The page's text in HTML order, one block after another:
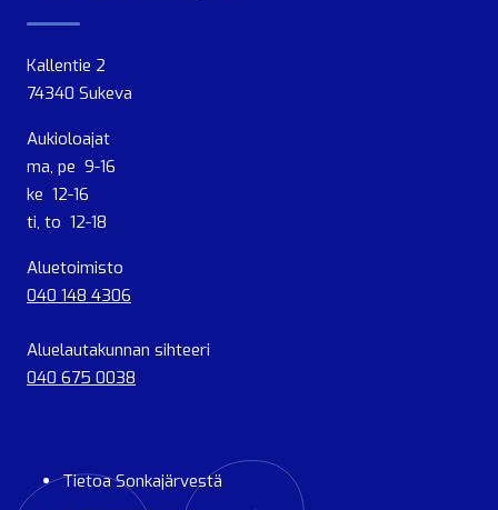
Kallentie 2
74340 Sukeva
Aukioloajat
ma, pe 9-16
ke 12-16
ti, to 12-18
Aluetoimisto
040 148 4306
Aluelautakunnan sihteeri
040 675 0038
Tietoa Sonkajärvestä